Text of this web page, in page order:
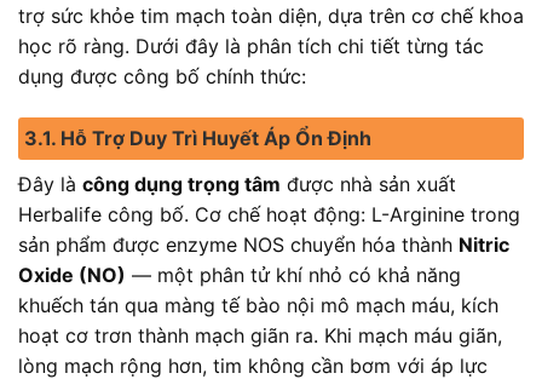
trợ sức khỏe tim mạch toàn diện, dựa trên cơ chế khoa
học rõ ràng. Dưới đây là phân tích chi tiết từng tác
dụng được công bố chính thức:
3.1. Hỗ Trợ Duy Trì Huyết Áp Ổn Định
Đây là công dụng trọng tâm được nhà sản xuất
Herbalife công bố. Cơ chế hoạt động: L-Arginine trong
sản phẩm được enzyme NOS chuyển hóa thành Nitric
Oxide (NO) — một phân tử khí nhỏ có khả năng
khuếch tán qua màng tế bào nội mô mạch máu, kích
hoạt cơ trơn thành mạch giãn ra. Khi mạch máu giãn,
lòng mạch rộng hơn, tim không cần bơm với áp lực